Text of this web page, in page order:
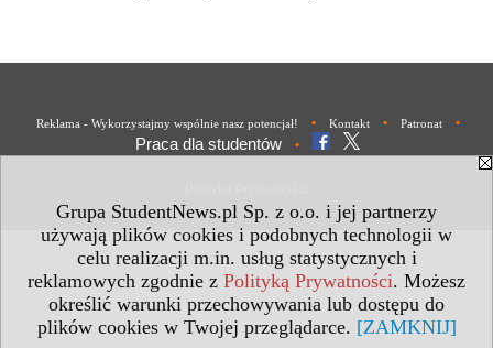
Grupa StudentNews.pl Sp. z o.o. i jej partnerzy
używają plików cookies i podobnych technologii w
celu realizacji m.in. usług statystycznych i
reklamowych zgodnie z Polityką Prywatności. Możesz
określić warunki przechowywania lub dostępu do
plików cookies w Twojej przeglądarce. [ZAMKNIJ]
Reklama - Wykorzystajmy wspólnie nasz potencjał! • Kontakt • Patronat •
Praca dla studentów •